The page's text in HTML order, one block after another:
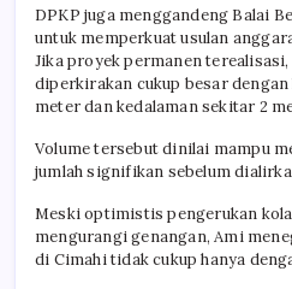
DPKP juga menggandeng Balai
untuk memperkuat usulan
Jika proyek permanen
diperkirakan cukup besar
meter dan kedalaman sekitar 2
Volume tersebut dinilai mampu
jumlah signifikan sebelum
Meski optimistis pengerukan
mengurangi genangan, Ami
di Cimahi tidak cukup hanya